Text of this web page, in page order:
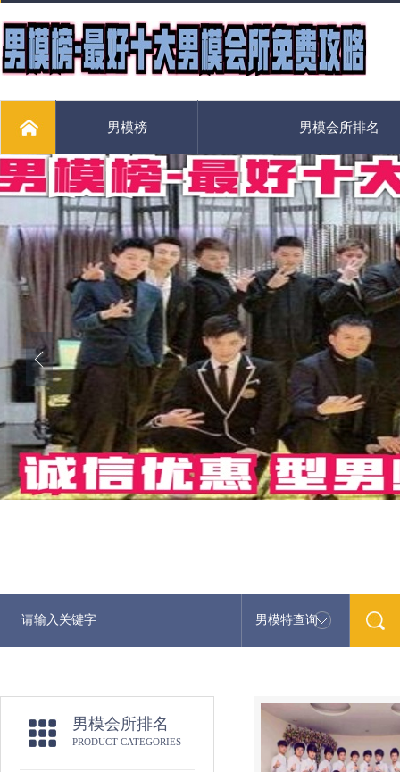
男模榜 男模会所排名
男模特查询
男模会所排名
PRODUCT CATEGORIES